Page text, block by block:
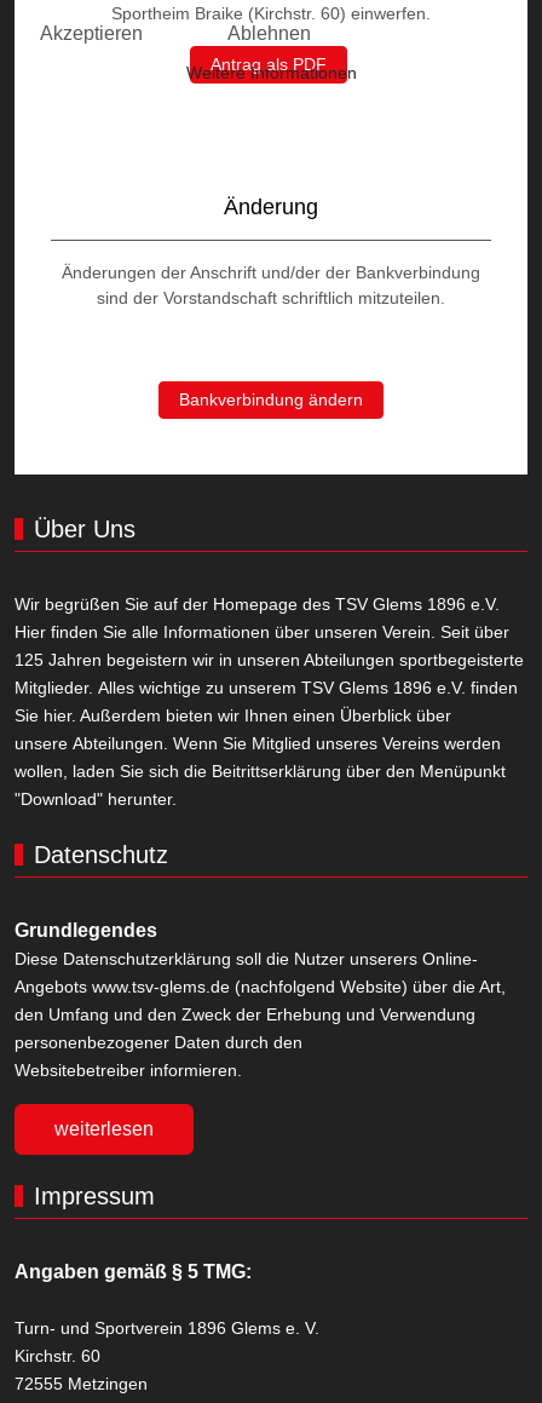
Sportheim Braike (Kirchstr. 60) einwerfen.
Antrag als PDF
Änderung
Änderungen der Anschrift und/der der Bankverbindung
sind der Vorstandschaft schriftlich mitzuteilen.
Bankverbindung ändern
Über Uns
Wir begrüßen Sie auf der Homepage des TSV Glems 1896 e.V.
Hier finden Sie alle Informationen über unseren Verein. Seit über
125 Jahren begeistern wir in unseren Abteilungen sportbegeisterte
Mitglieder. Alles wichtige zu unserem TSV Glems 1896 e.V. finden
Sie hier. Außerdem bieten wir Ihnen einen Überblick über
unsere Abteilungen. Wenn Sie Mitglied unseres Vereins werden
wollen, laden Sie sich die Beitrittserklärung über den Menüpunkt
"Download" herunter.
Datenschutz
Grundlegendes
Diese Datenschutzerklärung soll die Nutzer unserers Online-
Angebots www.tsv-glems.de (nachfolgend Website) über die Art,
den Umfang und den Zweck der Erhebung und Verwendung
personenbezogener Daten durch den
Websitebetreiber informieren.
weiterlesen
Impressum
Angaben gemäß § 5 TMG:
Turn- und Sportverein 1896 Glems e. V.
Kirchstr. 60
72555 Metzingen
Akzeptieren Ablehnen
Weitere Informationen